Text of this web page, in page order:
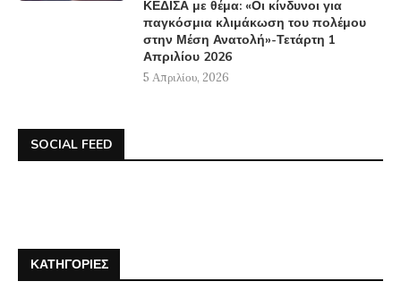
ΚΕΔΙΣΑ με θέμα: «Οι κίνδυνοι για
παγκόσμια κλιμάκωση του πολέμου
στην Μέση Ανατολή»-Τετάρτη 1
Απριλίου 2026
5 Απριλίου, 2026
SOCIAL FEED
ΚΑΤΗΓΟΡΊΕΣ